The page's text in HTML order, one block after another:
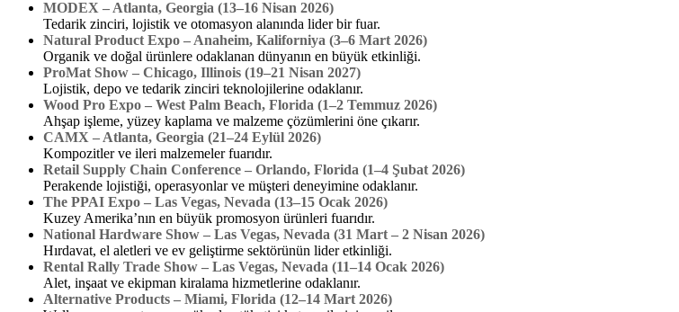
MODEX – Atlanta, Georgia (13–16 Nisan 2026)
Tedarik zinciri, lojistik ve otomasyon alanında lider bir fuar.
Natural Product Expo – Anaheim, Kaliforniya (3–6 Mart 2026)
Organik ve doğal ürünlere odaklanan dünyanın en büyük etkinliği.
ProMat Show – Chicago, Illinois (19–21 Nisan 2027)
Lojistik, depo ve tedarik zinciri teknolojilerine odaklanır.
Wood Pro Expo – West Palm Beach, Florida (1–2 Temmuz 2026)
Ahşap işleme, yüzey kaplama ve malzeme çözümlerini öne çıkarır.
CAMX – Atlanta, Georgia (21–24 Eylül 2026)
Kompozitler ve ileri malzemeler fuarıdır.
Retail Supply Chain Conference – Orlando, Florida (1–4 Şubat 2026)
Perakende lojistiği, operasyonlar ve müşteri deneyimine odaklanır.
The PPAI Expo – Las Vegas, Nevada (13–15 Ocak 2026)
Kuzey Amerika’nın en büyük promosyon ürünleri fuarıdır.
National Hardware Show – Las Vegas, Nevada (31 Mart – 2 Nisan 2026)
Hırdavat, el aletleri ve ev geliştirme sektörünün lider etkinliği.
Rental Rally Trade Show – Las Vegas, Nevada (11–14 Ocak 2026)
Alet, inşaat ve ekipman kiralama hizmetlerine odaklanır.
Alternative Products – Miami, Florida (12–14 Mart 2026)